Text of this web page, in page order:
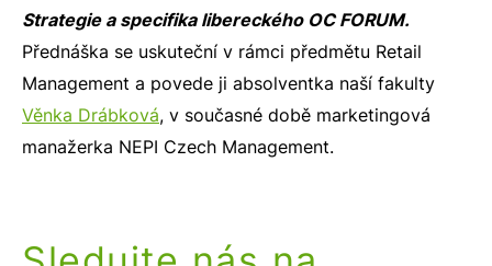
Strategie a specifika libereckého OC FORUM.
Přednáška se uskuteční v rámci předmětu Retail
Management a povede ji absolventka naší fakulty
Věnka Drábková, v současné době marketingová
manažerka NEPI Czech Management.